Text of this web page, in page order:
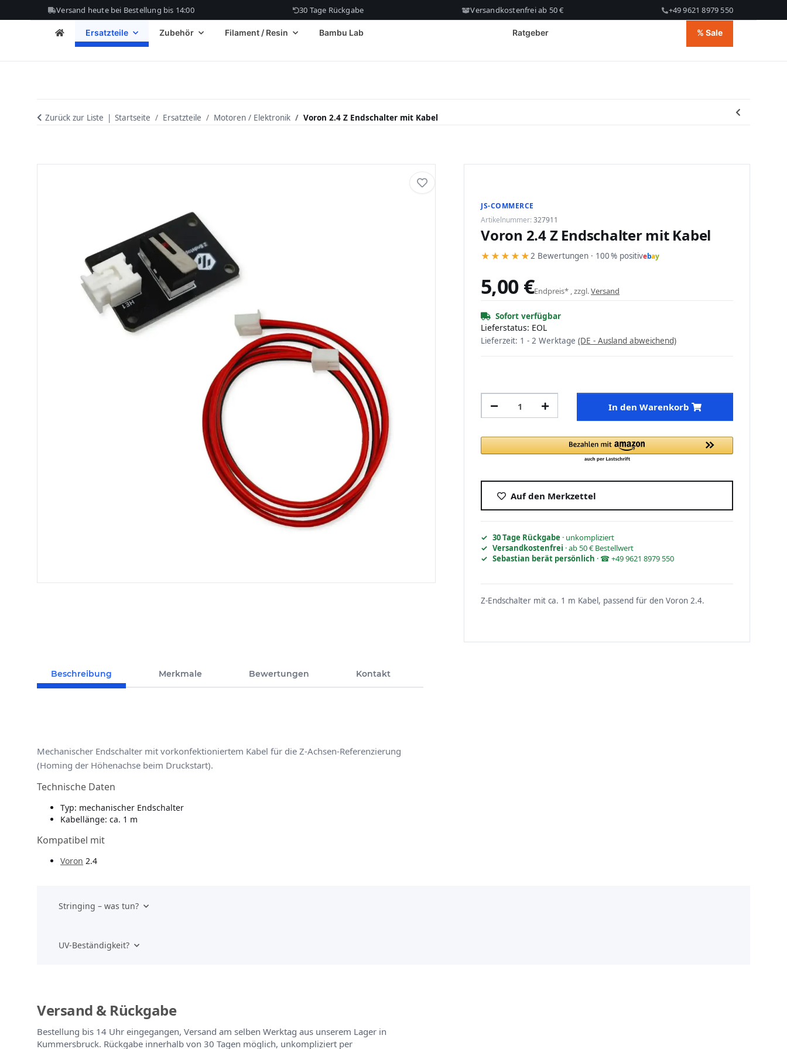
Versand heute bei Bestellung bis 14:00 30 Tage Rückgabe Versandkostenfrei ab 50 € +49 9621 8979 550
Ersatzteile Zubehör Filament / Resin Bambu Lab Ratgeber % Sale
Zurück zur Liste Startseite Ersatzteile Motoren / Elektronik Voron 2.4 Z Endschalter mit Kabel
Voron 2.4 Z Endschalter mit Kabel
★ ★ ★ ★ ★2 Bewertungen · 100 % positivebay
Artikelnummer:327911
JS-COMMERCE
5,00 €Endpreis* , zzgl.Versand
Sofort verfügbar
Lieferstatus: EOL
Lieferzeit: 1 - 2 Werktage(DE - Ausland abweichend)
In den Warenkorb
Auf den Merkzettel
30 Tage Rückgabe · unkompliziert
Versandkostenfrei · ab 50 € Bestellwert
Sebastian berät persönlich · ☎ +49 9621 8979 550
Z-Endschalter mit ca. 1 m Kabel, passend für den Voron 2.4.
Beschreibung Merkmale Bewertungen Kontakt
Mechanischer Endschalter mit vorkonfektioniertem Kabel für die Z-Achsen-Referenzierung
(Homing der Höhenachse beim Druckstart).
Technische Daten
Typ: mechanischer Endschalter
Kabellänge: ca. 1 m
Kompatibel mit
Voron 2.4
Stringing – was tun?
UV-Beständigkeit?
Versand & Rückgabe
Bestellung bis 14 Uhr eingegangen, Versand am selben Werktag aus unserem Lager in
Kummersbruck. Rückgabe innerhalb von 30 Tagen möglich, unkompliziert per